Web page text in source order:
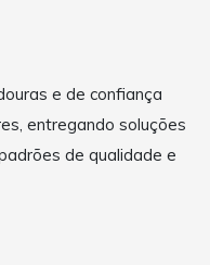
e de confiança
entregando soluções
de qualidade e